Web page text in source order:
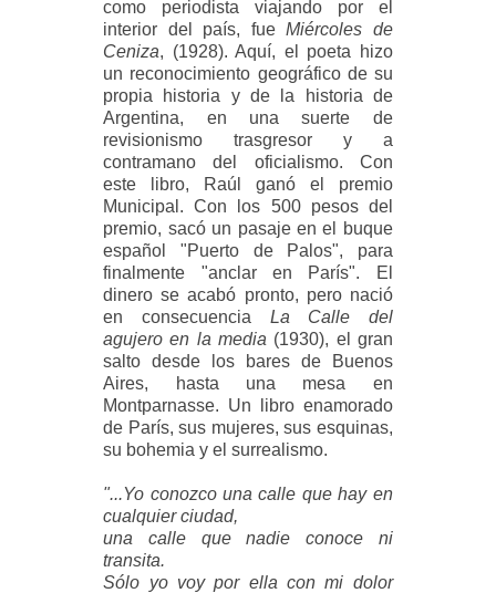
como periodista viajando por el
interior del país, fueMiércoles de
Ceniza, (1928). Aquí, el poeta hizo
un reconocimiento geográfico de su
propia historia y de la historia de
Argentina, en una suerte de
revisionismo trasgresor y a
contramano del oficialismo. Con
este libro, Raúl ganó el premio
Municipal. Con los 500 pesos del
premio, sacó un pasaje en el buque
español "Puerto de Palos", para
finalmente "anclar en París". El
dinero se acabó pronto, pero nació
en consecuencia La Calle del
agujero en la media (1930), el gran
salto desde los bares de Buenos
Aires, hasta una mesa en
Montparnasse. Un libro enamorado
de París, sus mujeres, sus esquinas,
su bohemia y el surrealismo.
"...Yo conozco una calle que hay en
cualquier ciudad,
una calle que nadie conoce ni
transita.
Sólo yo voy por ella con mi dolor